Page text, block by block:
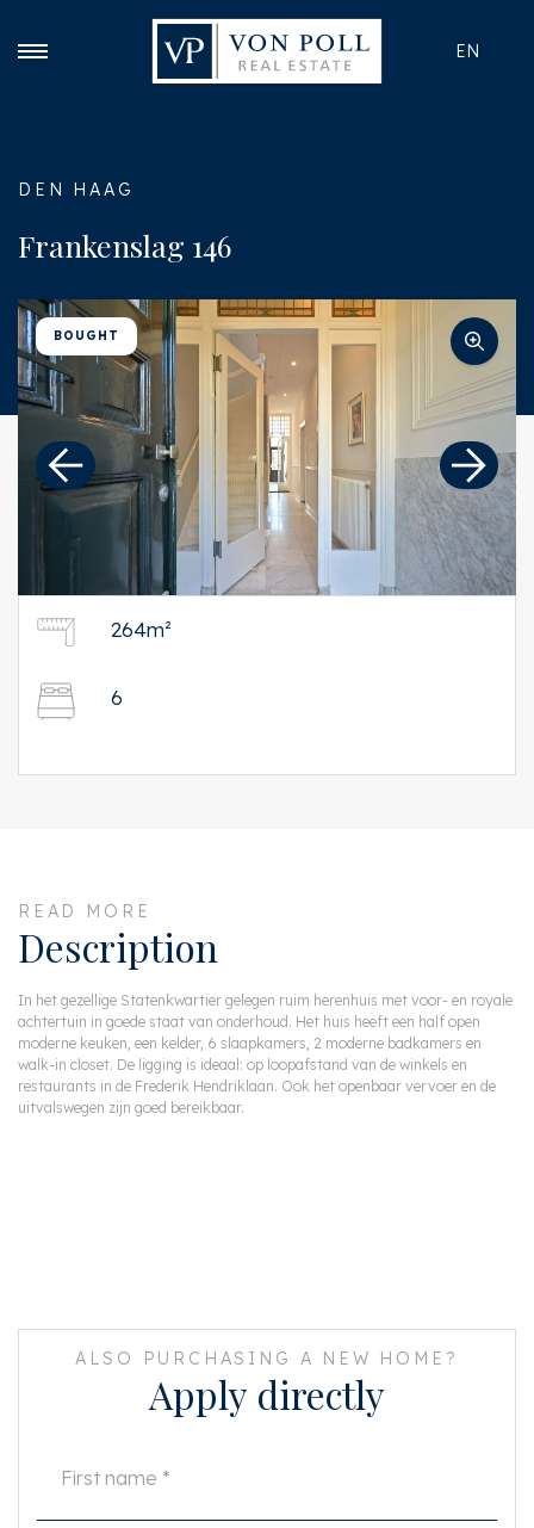
EN
DEN HAAG
Frankenslag 146
BOUGHT
264m²
6
READ MORE
Description
In het gezellige Statenkwartier gelegen ruim herenhuis met voor- en royale
achtertuin in goede staat van onderhoud. Het huis heeft een half open
moderne keuken, een kelder, 6 slaapkamers, 2 moderne badkamers en
walk-in closet. De ligging is ideaal: op loopafstand van de winkels en
restaurants in de Frederik Hendriklaan. Ook het openbaar vervoer en de
uitvalswegen zijn goed bereikbaar.
ALSO PURCHASING A NEW HOME?
Apply directly